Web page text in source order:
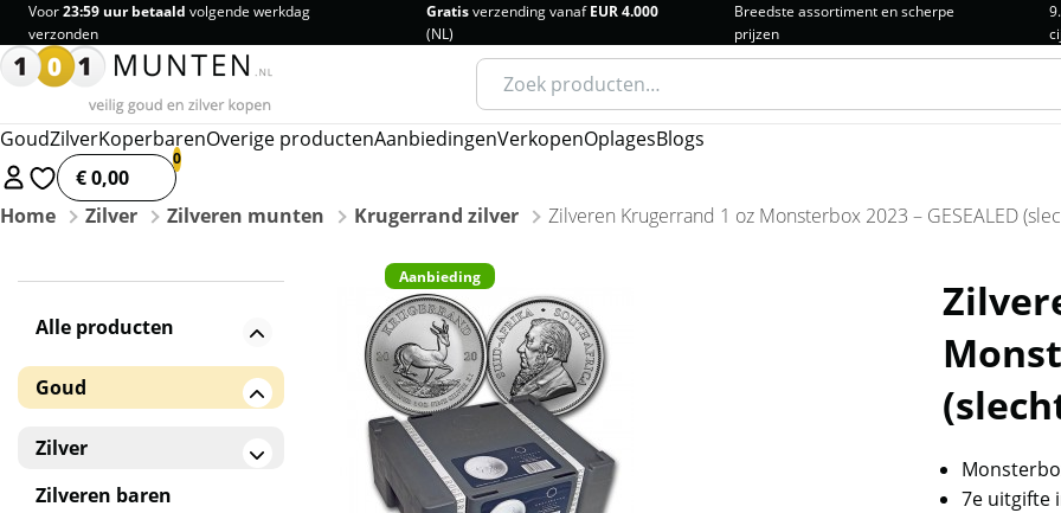
Voor23:59 uur betaald volgende werkdag
verzonden
Gratisverzending vanafEUR 4.000
(NL)
Breedste assortiment en scherpe
prijzen
Zoeken
naar:
GoudZilverKoperbarenOverige productenAanbiedingenVerkopenOplagesBlogs
€ 0,00
Home
Zilver Zilveren munten Krugerrand zilver Zilveren Krugerrand 1 oz Monsterbox 2023 – GESEALED
Aanbieding
7e uitgifte
Alle producten
Goud
Gouden baren
Zilver
Zilveren baren